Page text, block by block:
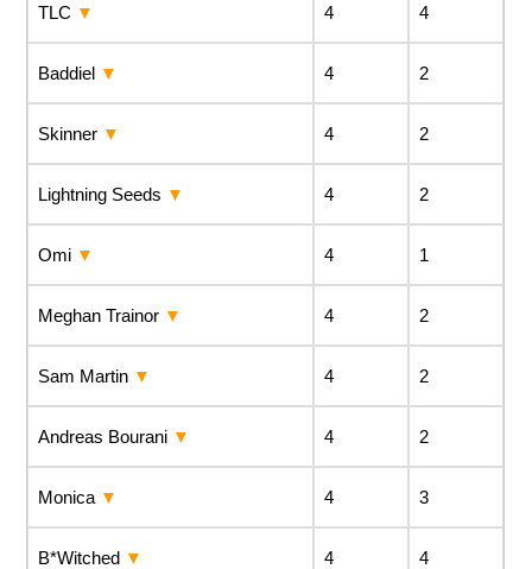
TLC 4 4
Baddiel 4 2
Skinner 4 2
Lightning Seeds 4 2
Omi 4 1
Meghan Trainor 4 2
Sam Martin 4 2
Andreas Bourani 4 2
Monica 4 3
B*Witched 4 4